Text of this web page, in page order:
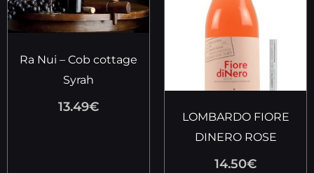
Ra Nui – Cob cottage
Syrah
13.49€
LOMBARDO FIORE
DINERO ROSE
14.50€